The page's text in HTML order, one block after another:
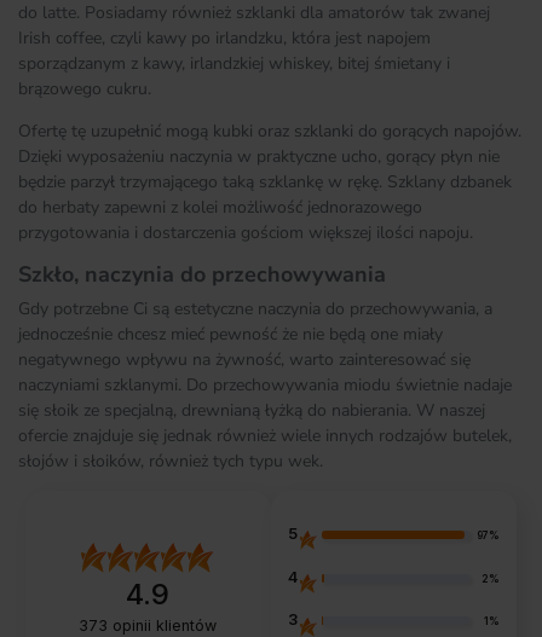
do latte. Posiadamy również szklanki dla amatorów tak zwanej
Irish coffee, czyli kawy po irlandzku, która jest napojem
sporządzanym z kawy, irlandzkiej whiskey, bitej śmietany i
brązowego cukru.
Ofertę tę uzupełnić mogą kubki oraz szklanki do gorących napojów.
Dzięki wyposażeniu naczynia w praktyczne ucho, gorący płyn nie
będzie parzył trzymającego taką szklankę w rękę. Szklany dzbanek
do herbaty zapewni z kolei możliwość jednorazowego
przygotowania i dostarczenia gościom większej ilości napoju.
Szkło, naczynia do przechowywania
Gdy potrzebne Ci są estetyczne naczynia do przechowywania, a
jednocześnie chcesz mieć pewność że nie będą one miały
negatywnego wpływu na żywność, warto zainteresować się
naczyniami szklanymi. Do przechowywania miodu świetnie nadaje
się słoik ze specjalną, drewnianą łyżką do nabierania. W naszej
ofercie znajduje się jednak również wiele innych rodzajów butelek,
słojów i słoików, również tych typu wek.
4.9
373 opinii klientów
5 97%
4 2%
3 1%